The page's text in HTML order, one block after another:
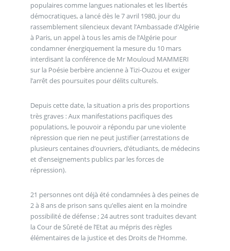
populaires comme langues nationales et les libertés
démocratiques, a lancé dès le 7 avril 1980, jour du
rassemblement silencieux devant l’Ambassade d’Algérie
à Paris, un appel à tous les amis de l’Algérie pour
condamner énergiquement la mesure du 10 mars
interdisant la conférence de Mr Mouloud MAMMERI
sur la Poésie berbère ancienne à Tizi-Ouzou et exiger
l’arrêt des poursuites pour délits culturels.
Depuis cette date, la situation a pris des proportions
très graves : Aux manifestations pacifiques des
populations, le pouvoir a répondu par une violente
répression que rien ne peut justifier (arrestations de
plusieurs centaines d’ouvriers, d’étudiants, de médecins
et d’enseignements publics par les forces de
répression).
21 personnes ont déjà été condamnées à des peines de
2 à 8 ans de prison sans qu’elles aient en la moindre
possibilité de défense ; 24 autres sont traduites devant
la Cour de Sûreté de l’Etat au mépris des règles
élémentaires de la justice et des Droits de l’Homme.